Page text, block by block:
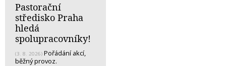
Pastorační
středisko Praha
hledá
spolupracovníky!
(3. 8. 2026) Pořádání akcí,
běžný provoz.